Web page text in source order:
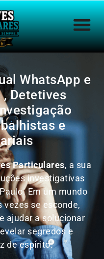
WhatsApp e
Detetives
e
Particulares, a sua
investigativas
Em um mundo
vezes se esconde,
ajudar a solucionar
segredos e
de espírito.